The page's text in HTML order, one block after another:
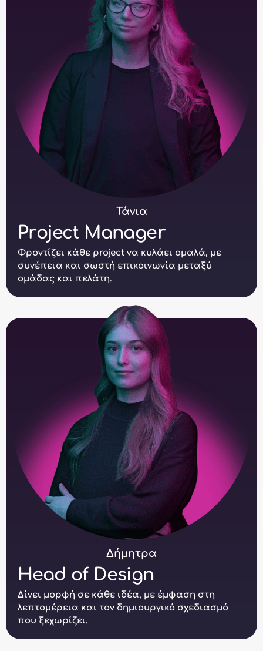
Τάνια
Project Manager
Φροντίζει κάθε project να κυλάει ομαλά, με
συνέπεια και σωστή επικοινωνία μεταξύ
ομάδας και πελάτη.
Δήμητρα
Head of Design
Δίνει μορφή σε κάθε ιδέα, με έμφαση στη
λεπτομέρεια και τον δημιουργικό σχεδιασμό
που ξεχωρίζει.